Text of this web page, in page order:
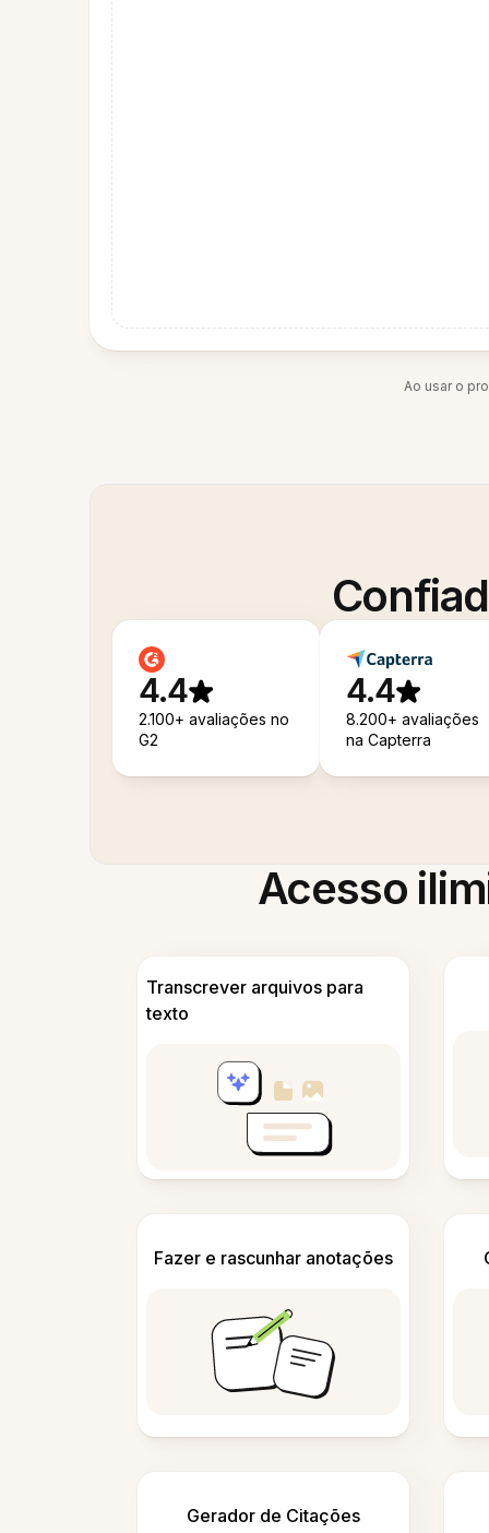
Ao usar o
4.4
2.100+ avaliações no
G2
4.4
8.200+ avaliações
na Capterra
Acesso
Transcrever arquivos para
texto
Fazer e rascunhar anotações
Gerador de Citações